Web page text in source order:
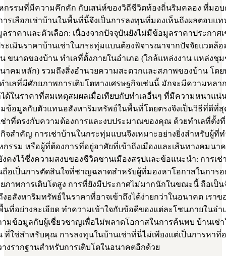
กรรมที่มีความคึกคัก กับเสน่ห์ของวิถีชีวิตท้องถิ่นริมคลอง ที่มอ
ารเลือกเช่าบ้านในพื้นที่นี้จึงเป็นการลงทุนที่มองเห็นถึงผลตอบแ
ราคาและตัวเลือก: เนื่องจากปัจจุบันยังไม่มีข้อมูลราคาประกาศ
ะเมินราคาบ้านเช่าในกระทุ่มแบนต้องพิจารณาจากปัจจัยแวดล้
น ขนาดของบ้าน ทำเลที่ตั้งภายในอำเภอ (ใกล้แหล่งงาน แหล่งชุ
าคมหลัก) รวมถึงสิ่งอำนวยความสะดวกและสภาพของบ้าน โดย
ำเลที่มีศักยภาพการเติบโตทางเศรษฐกิจเช่นนี้ มักจะมีความหลา
ด้ในราคาที่สมเหตุสมผลเมื่อเทียบกับทำเลอื่นๆ ที่มีความหนาแน่
ข้อมูลกับตัวแทนอสังหาริมทรัพย์ในพื้นที่โดยตรงจึงเป็นวิธีที่ดีที่สุ
าที่ตรงกับความต้องการและงบประมาณของคุณ ด้วยทำเลที่ตั้ง
จสำคัญ การเช่าบ้านในกระทุ่มแบนจึงเหมาะอย่างยิ่งสำหรับผู้ที่
รรม หรือผู้ที่ต้องการที่อยู่อาศัยที่เข้าถึงเมืองและเส้นทางคมนา
งคงไว้ซึ่งความสงบของชีวิตชานเมืองสรุปและข้อแนะนำ: การเช่
อเป็นการตัดสินใจที่ชาญฉลาดสำหรับผู้ที่มองหาโอกาสในการอ
ภาพการเติบโตสูง การที่ยังมีประกาศไม่มากนักในขณะนี้ ถือเป็น
งอสังหาริมทรัพย์ในราคาที่อาจเข้าถึงได้ง่ายกว่าในอนาคต เรา
ที่อย่างละเอียด ทำความเข้าใจกับข้อดีของแต่ละโซนภายในอำ
มข้อมูลกับผู้เชี่ยวชาญเพื่อไม่พลาดโอกาสในการค้นพบ บ้านเช่า
ที่ใช่สำหรับคุณ การลงทุนในบ้านเช่าที่นี่ไม่เพียงแต่เป็นการหาที่
างรากฐานสำหรับการเติบโตในอนาคตอีกด้วย